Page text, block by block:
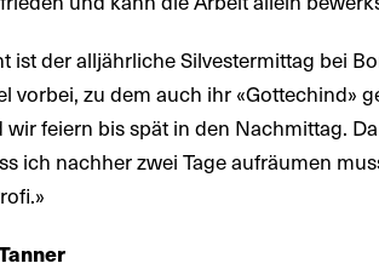
ist der alljährliche Silvestermittag bei
vorbei, zu dem auch ihr «Gottechind»
wir feiern bis spät in den Nachmittag.
ich nachher zwei Tage aufräumen